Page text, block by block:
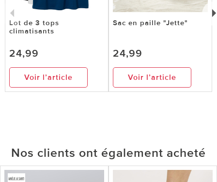
Lot de 3 tops
climatisants
24,99
Voir l’article
Sac en paille "Jette"
24,99
Voir l’article
Nos clients ont également acheté